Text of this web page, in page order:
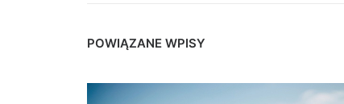
POWIĄZANE WPISY